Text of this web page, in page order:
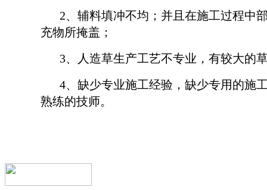
2、辅料填冲不均；并且在施工过程中
充物所掩盖；
3、人造草生产工艺不专业，有较大的
4、缺少专业施工经验，缺少专用的施
熟练的技师。